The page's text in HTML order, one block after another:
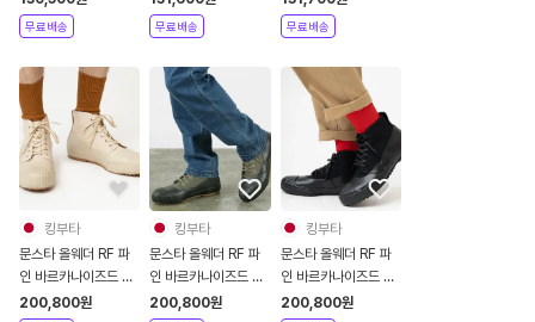
무료배송 무료배송 무료배송
킹부타
문스타 올웨더 RF 파
인 바르카나이즈드 스
니커즈 베이지
200,800원
킹부타
문스타 올웨더 RF 파
인 바르카나이즈드 스
니커즈 올리브
200,800원
킹부타
문스타 올웨더 RF 파
인 바르카나이즈드 스
니커즈 블랙
200,800원